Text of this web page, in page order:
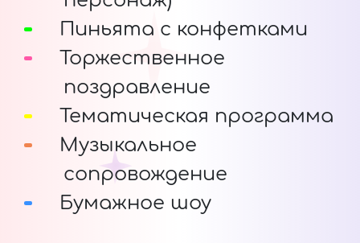
Пиньята с конфетками
Торжественное
поздравление
Тематическая программа
Музыкальное
сопровождение
Бумажное шоу